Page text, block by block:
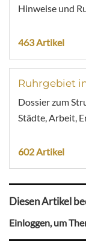
Hinweise und
463 Artikel
Ruhrgebiet
Dossier zum
Städte, Arbeit,
602 Artikel
Diesen Artikel
Einloggen, um